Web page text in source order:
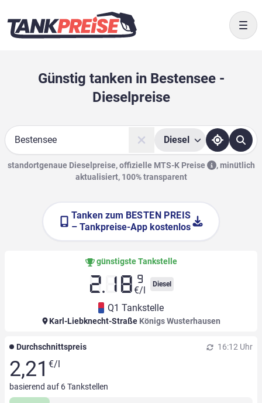
Günstig tanken in Bestensee -
Dieselpreise
Suche
Diesel
standortgenaue Dieselpreise, offizielle MTS-K Preise ,minütlich
aktualisiert, 100% transparent
Tanken zum BESTEN PREIS
– Tankpreise-App kostenlos
günstigste Tankstelle
2.18 9
€/l
Diesel
Q1 Tankstelle
Karl-Liebknecht-Straße Königs Wusterhausen
Durchschnittspreis 16:12 Uhr
2,21 €/l
basierend auf 6Tankstellen